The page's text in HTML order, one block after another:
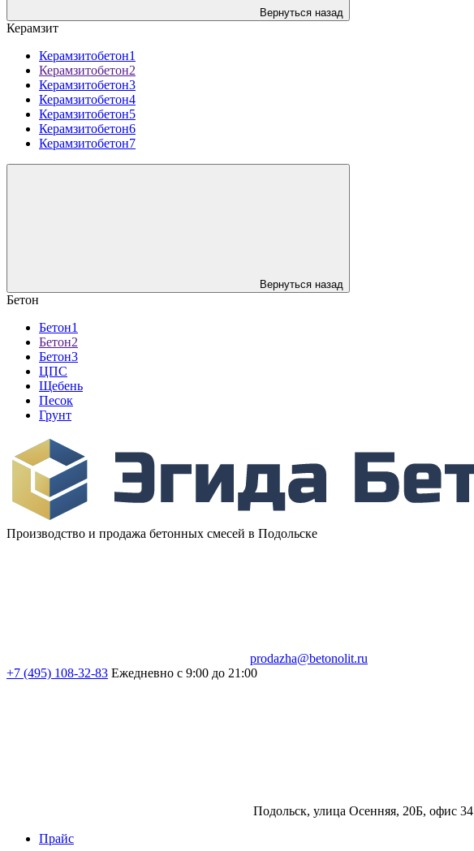
Вернуться назад
Керамзит
Керамзитобетон1
Керамзитобетон2
Керамзитобетон3
Керамзитобетон4
Керамзитобетон5
Керамзитобетон6
Керамзитобетон7
Вернуться назад
Бетон
Бетон1
Бетон2
Бетон3
ЦПС
Щебень
Песок
Грунт
Производство и продажа бетонных смесей в Подольске
prodazha@betonolit.ru
+7 (495) 108-32-83 Ежедневно с 9:00 до 21:00
Подольск, улица Осенняя, 20Б, офис 34
Прайс